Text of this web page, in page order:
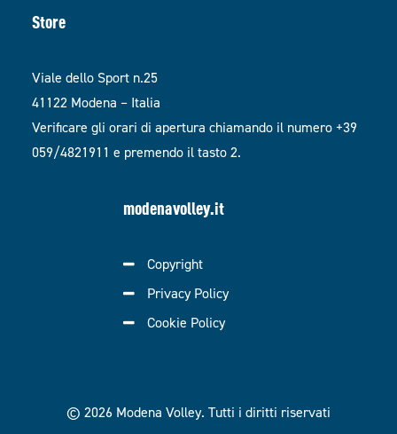
Store
Viale dello Sport n.25
41122 Modena – Italia
Verificare gli orari di apertura chiamando il numero +39
059/4821911 e premendo il tasto 2.
modenavolley.it
Copyright
Privacy Policy
Cookie Policy
© 2026 Modena Volley. Tutti i diritti riservati